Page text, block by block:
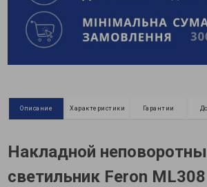
Описание Характеристики Гарантии
Накладной
светильник Feron